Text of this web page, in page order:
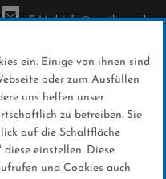
E-Mail: info@sc-willingen.de
ein. Einige von ihnen sind
oder zum Ausfüllen
uns helfen unser
zu betreiben. Sie
auf die Schaltfläche
einstellen. Diese
und Cookies auch